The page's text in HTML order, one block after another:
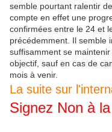
semble pourtant ralentir
compte en effet une
confirmées entre le 24 et
précédemment. Il semble
suffisamment se
objectif, sauf en cas de
mois à venir.
La suite sur
Signez Non à